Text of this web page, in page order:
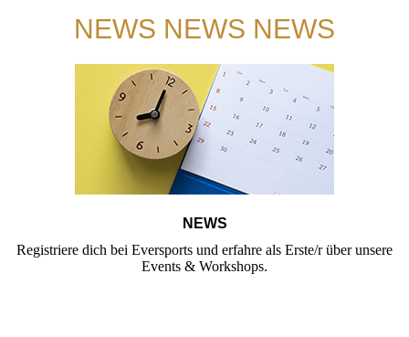
NEWS NEWS NEWS
NEWS
Registriere dich bei Eversports und erfahre als Erste/r über unsere
Events & Workshops.